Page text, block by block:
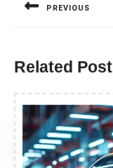
PREVIOUS
Related Post